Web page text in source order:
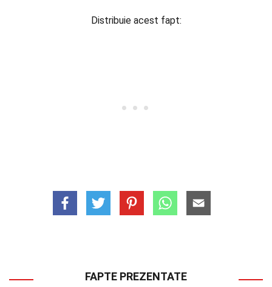
Distribuie acest fapt:
FAPTE PREZENTATE